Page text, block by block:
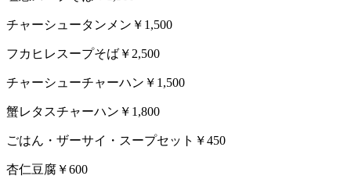
チャーシュータンメン￥1,500
フカヒレスープそば￥2,500
チャーシューチャーハン￥1,500
蟹レタスチャーハン￥1,800
ごはん・ザーサイ・スープセット￥450
杏仁豆腐￥600